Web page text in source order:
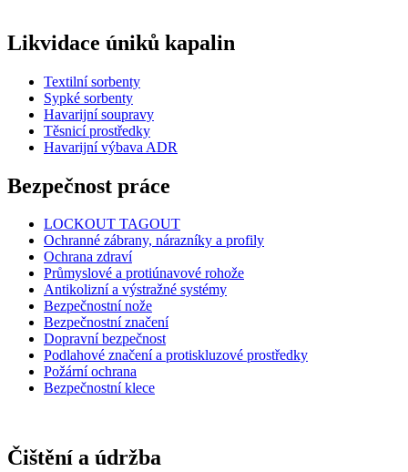
Likvidace úniků kapalin
Textilní sorbenty
Sypké sorbenty
Havarijní soupravy
Těsnicí prostředky
Havarijní výbava ADR
Bezpečnost práce
LOCKOUT TAGOUT
Ochranné zábrany, nárazníky a profily
Ochrana zdraví
Průmyslové a protiúnavové rohože
Antikolizní a výstražné systémy
Bezpečnostní nože
Bezpečnostní značení
Dopravní bezpečnost
Podlahové značení a protiskluzové prostředky
Požární ochrana
Bezpečnostní klece
Čištění a údržba